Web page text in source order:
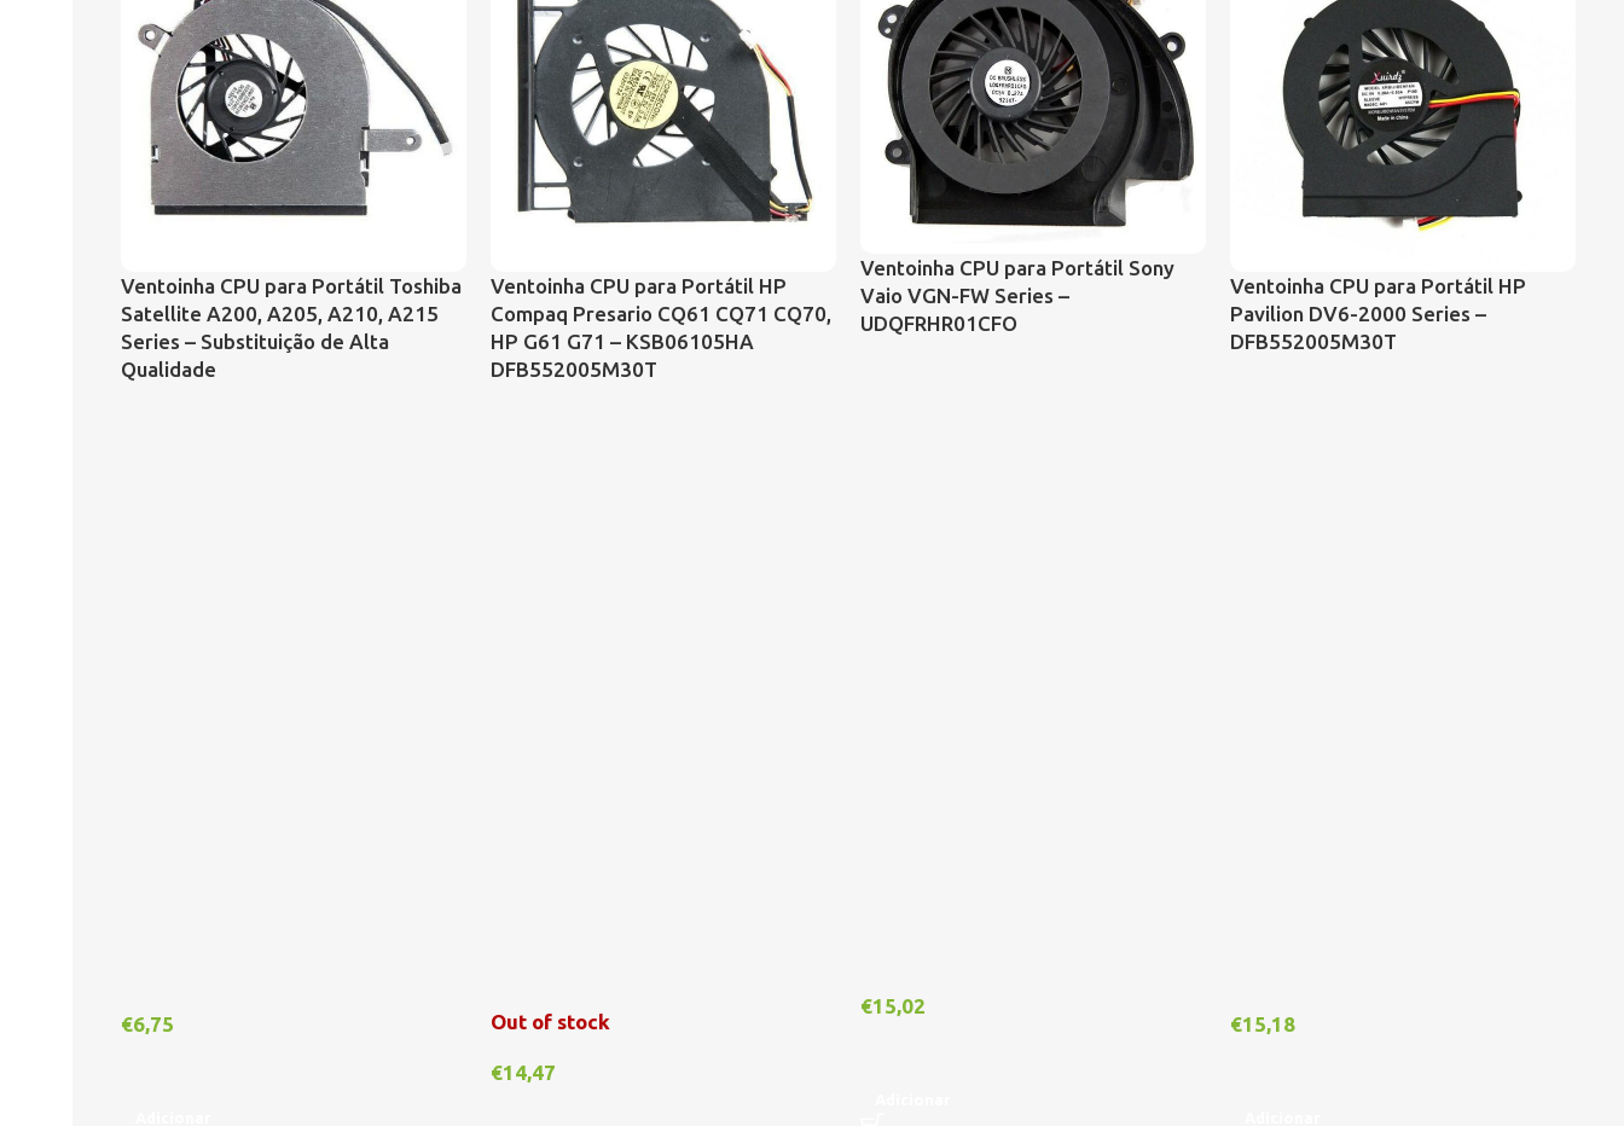
Ventoinha CPU para Portátil Toshiba
Satellite A200, A205, A210, A215
Series – Substituição de Alta
Qualidade
€6,75
Ventoinha CPU para Portátil HP
Compaq Presario CQ61 CQ71 CQ70,
HP G61 G71 – KSB06105HA
DFB552005M30T
Out of stock
€14,47
Ventoinha CPU para Portátil Sony
Vaio VGN-FW Series –
UDQFRHR01CFO
€15,02
Ventoinha CPU para Portátil HP
Pavilion DV6-2000 Series –
DFB552005M30T
€15,18